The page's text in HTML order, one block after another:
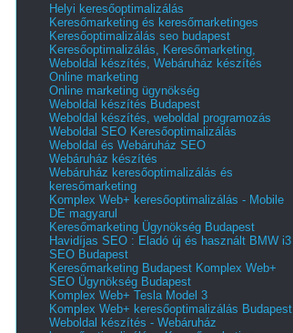
Helyi keresőoptimalizálás
Keresőmarketing és keresőmarketinges
Keresőoptimalizálás seo budapest
Keresőoptimalizálás, Keresőmarketing,
Weboldal készítés, Webáruház készítés
Online marketing
Online marketing ügynökség
Weboldal készítés Budapest
Weboldal készítés, weboldal programozás
Weboldal SEO Keresőoptimalizálás
Weboldal és Webáruház SEO
Webáruház készítés
Webáruház keresőoptimalizálás és
keresőmarketing
Komplex Web+ keresőoptimalizálás - Mobile
DE magyarul
Keresőmarketing Ügynökség Budapest
Havidíjas SEO : Eladó új és használt BMW i3
SEO Budapest
Keresőmarketing Budapest Komplex Web+
SEO Ügynökség Budapest
Komplex Web+ Tesla Model 3
Komplex Web+ keresőoptimalizálás Budapest
Weboldal készítés - Webáruház